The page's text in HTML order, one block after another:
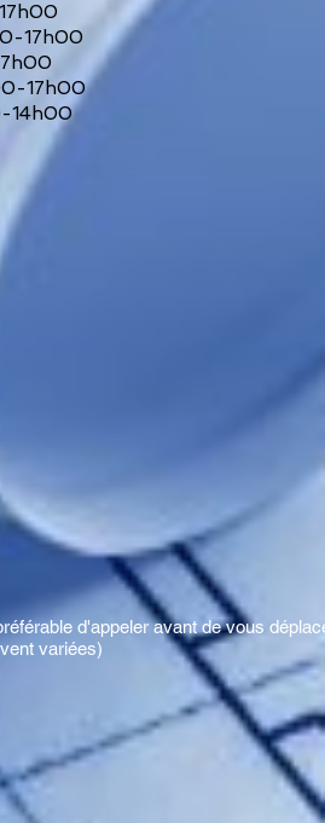
17h00
17h00
14h00
d'appeler avant de vous
variées)